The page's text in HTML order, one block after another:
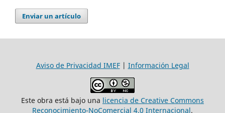
Enviar un artículo
Aviso de Privacidad IMEF| Información Legal
Este obra está bajo una licencia de Creative Commons
Reconocimiento-NoComercial 4.0 Internacional.